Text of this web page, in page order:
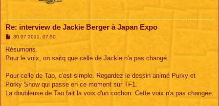
Re: interview de Jackie Berger à Japan Expo
M
s
a
30 07 2011, 07:50
Résumons.
Pour le voix, on saitq que celle de Jackie n'a pas changé.
Pour celle de Tao, c'est simple. Regardez le dessin animé Purky et
Porky Show qui passe en ce moment sur TF1.
La doubleuse de Tao fait la voix d'un cochon. Cette voix n'a pas changée.